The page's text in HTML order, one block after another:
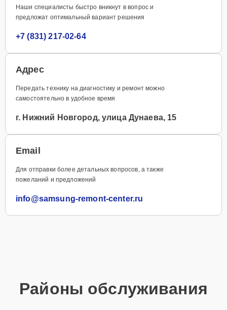
Наши специалисты быстро вникнут в вопрос и
предложат оптимальный вариант решения
+7 (831) 217-02-64
Адрес
Передать технику на диагностику и ремонт можно
самостоятельно в удобное время
г. Нижний Новгород, улица Дунаева, 15
Email
Для отправки более детальных вопросов, а также
пожеланий и предложений
info@samsung-remont-center.ru
Районы обслуживания